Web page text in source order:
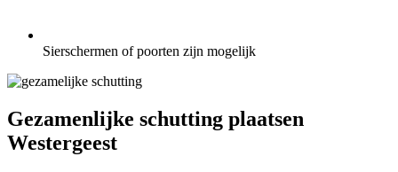
Sierschermen of poorten zijn mogelijk
Gezamenlijke schutting plaatsen
Westergeest